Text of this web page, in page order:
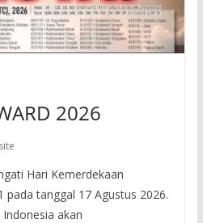
2026
Hari Kemerdekaan
pada tanggal 17 Agustus 2026.
akan